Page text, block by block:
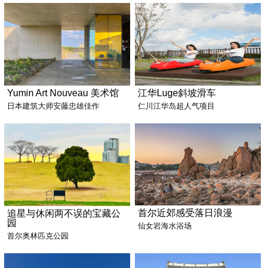
Yumin Art Nouveau 美术馆
日本建筑大师安藤忠雄佳作
江华Luge斜坡滑车
仁川江华岛超人气项目
追星与休闲两不误的宝藏公
园
首尔奥林匹克公园
首尔近郊感受落日浪漫
仙女岩海水浴场